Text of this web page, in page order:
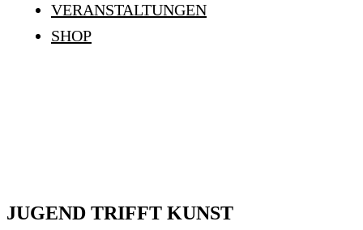
VERANSTALTUNGEN
SHOP
JUGEND TRIFFT KUNST